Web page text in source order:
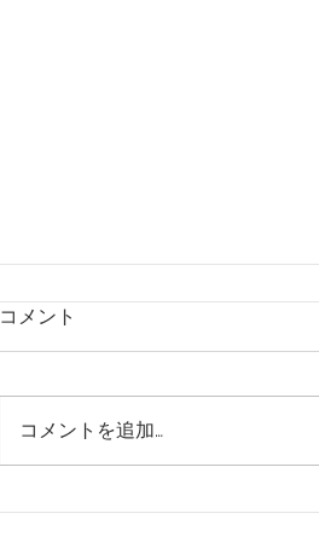
K + O
コメント
コメントを追加…